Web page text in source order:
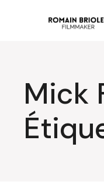
Mick